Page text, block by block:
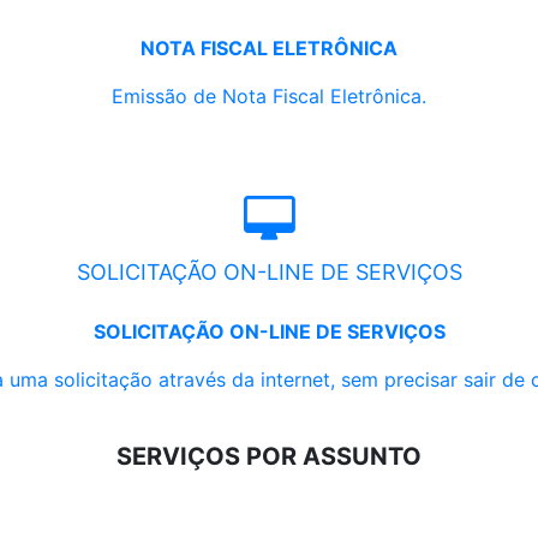
NOTA FISCAL ELETRÔNICA
Emissão de Nota Fiscal Eletrônica.
SOLICITAÇÃO ON-LINE DE SERVIÇOS
SOLICITAÇÃO ON-LINE DE SERVIÇOS
uma solicitação através da internet, sem precisar sair de
SERVIÇOS POR ASSUNTO